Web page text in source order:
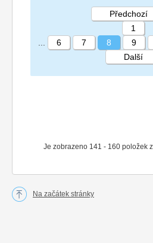
STRÁNKA 8
Je zobrazeno 141 - 160 položek
Předchozí
1
6 7 8 9
Další
Na začátek stránky